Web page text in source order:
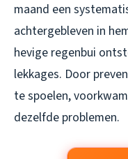
maand een
achtergebleven in
hevige regenbui
lekkages. Door
te spoelen,
dezelfde problemen.